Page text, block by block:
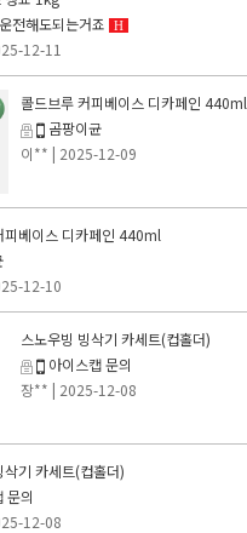
전해도되는거죠
H
12-11
콜드브루 커피베이스 디카페인 440ml
곰팡이균
이** | 2025-12-09
피베이스 디카페인 440ml
12-10
스노우빙 빙삭기 카세트(컵홀더)
아이스캡 문의
장** | 2025-12-08
삭기 카세트(컵홀더)
문의
12-08